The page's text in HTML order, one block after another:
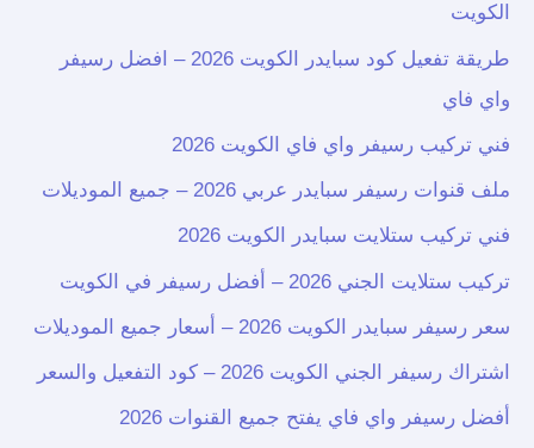
الكويت
طريقة تفعيل كود سبايدر الكويت 2026 – افضل رسيفر
واي فاي
فني تركيب رسيفر واي فاي الكويت 2026
ملف قنوات رسيفر سبايدر عربي 2026 – جميع الموديلات
فني تركيب ستلايت سبايدر الكويت 2026
تركيب ستلايت الجني 2026 – أفضل رسيفر في الكويت
سعر رسيفر سبايدر الكويت 2026 – أسعار جميع الموديلات
اشتراك رسيفر الجني الكويت 2026 – كود التفعيل والسعر
أفضل رسيفر واي فاي يفتح جميع القنوات 2026